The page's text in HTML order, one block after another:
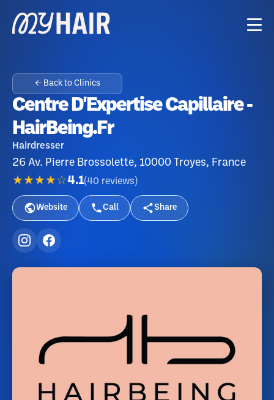
← Back to Clinics
Centre D'Expertise Capillaire -
HairBeing.fr
Hairdresser
26 Av. Pierre Brossolette, 10000 Troyes, France
★★★★☆4.1(40 reviews )
Website Call Share